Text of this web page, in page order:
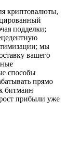
криптовалюты,
подделки;
мы
вашего
способы
прямо
битмаин
прибыли уже